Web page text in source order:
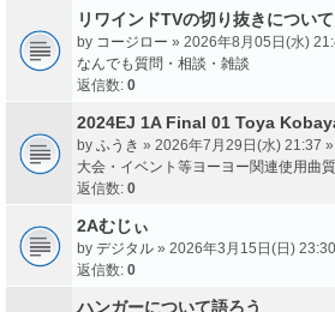
リワインドTVの切り抜きについて
by コージロー » 2026年8月05日(水)
なんでも質問・相談・雑談
返信数: 0
2024EJ 1A Final 01 Toya
by ふうき » 2026年7月29日(水) 21:37
大会・イベント等ヨーヨー関連使用曲
返信数: 0
2Aむじぃ
by デジタル » 2026年3月15日(日)
返信数: 0
ハンガーについて語ろう